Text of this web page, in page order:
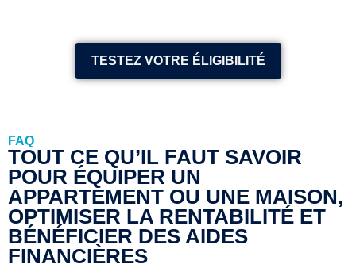
TESTEZ VOTRE ÉLIGIBILITÉ
FAQ
TOUT CE QU’IL FAUT SAVOIR
POUR ÉQUIPER UN
APPARTEMENT OU UNE MAISON,
OPTIMISER LA RENTABILITÉ ET
BÉNÉFICIER DES AIDES
FINANCIÈRES